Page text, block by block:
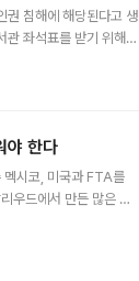
는 운동가들은 한국사회
, 혹은 신식민지인지 하
구와 동지도 나뉘곤 하
권 침해에 해당된다고 생
관 좌석표를 받기 위해
- 학생이 아니라는 이
. □ - 병원 치료 사항이
타인에게 노출되었다.
철이 쓴 누가 세상을 바
. 때로는 부시나 이명
야 한다
멕시코, 미국과 FTA를
우드에서 만든 많은 영
민중들이 국경을 넘어